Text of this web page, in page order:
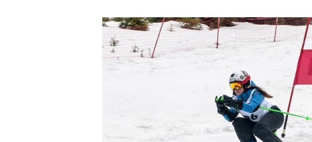
Echipament
Casca Salomon Pioneer